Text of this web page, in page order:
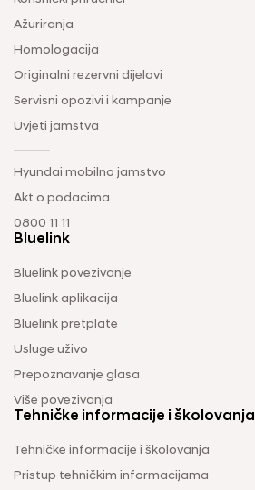
Ažuriranja
Homologacija
Originalni rezervni dijelovi
Servisni opozivi i kampanje
Uvjeti jamstva
Hyundai mobilno jamstvo
Akt o podacima
0800 11 11
Bluelink
Bluelink povezivanje
Bluelink aplikacija
Bluelink pretplate
Usluge uživo
Prepoznavanje glasa
Više povezivanja
Tehničke informacije i školovanja
Tehničke informacije i školovanja
Pristup tehničkim informacijama